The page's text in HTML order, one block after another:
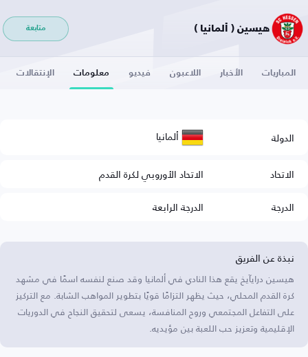
هيسين ( ألمانيا ) متابعة
المباريات الأخبار اللاعبون فيديو معلومات الإنتقالات
الدولة ألمانيا
الاتحاد
الاتحاد الأوروبي لكرة القدم
الدرجة
الدرجة الرابعة
نبذة عن الفريق
هيسين درايآيخ يقع هذا النادي في ألمانيا وقد صنع لنفسه اسمًا في مشهد
كرة القدم المحلي، حيث يظهر التزامًا قويًا بتطوير المواهب الشابة. مع التركيز
على التفاعل المجتمعي وروح المنافسة، يسعى لتحقيق النجاح في الدوريات
الإقليمية وتعزيز حب اللعبة بين مؤيديه.